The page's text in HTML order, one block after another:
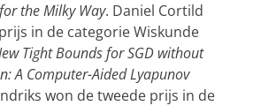
the Milky Way. Daniel Cortild
in de categorie Wiskunde
Tight Bounds for SGD without
A Computer-Aided Lyapunov
won de tweede prijs in de